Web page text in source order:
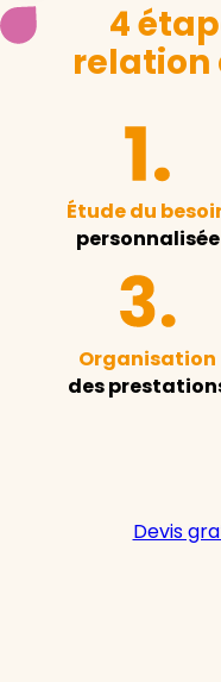
4
relation
Étude du
personnalisée
Organisation
des
Devis